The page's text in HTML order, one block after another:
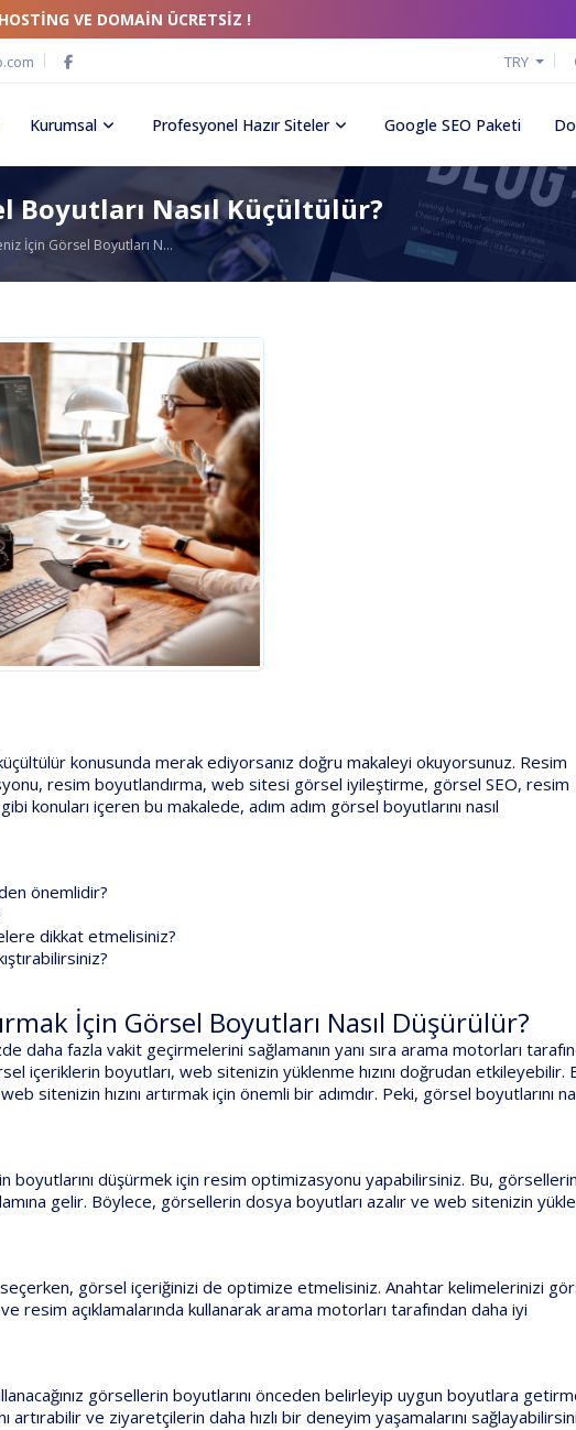
VE DOMAİN ÜCRETSİZ !
TRY
Kurumsal Profesyonel Hazır Siteler Google SEO Paketi
Boyutları Nasıl Küçültülür?
İçin Görsel Boyutları N...
konusunda merak ediyorsanız doğru makaleyi okuyorsunuz. Resim
resim boyutlandırma, web sitesi görsel iyileştirme, görsel SEO, resim
konuları içeren bu makalede, adım adım görsel boyutlarını nasıl
önemlidir?
dikkat etmelisiniz?
İçin Görsel Boyutları Nasıl Düşürülür?
daha fazla vakit geçirmelerini sağlamanın yanı sıra arama motorları
içeriklerin boyutları, web sitenizin yüklenme hızını doğrudan etkileyebilir.
sitenizin hızını artırmak için önemli bir adımdır. Peki, görsel boyutlarını
boyutlarını düşürmek için resim optimizasyonu yapabilirsiniz. Bu, görsellerin
gelir. Böylece, görsellerin dosya boyutları azalır ve web sitenizin
görsel içeriğinizi de optimize etmelisiniz. Anahtar kelimelerinizi
resim açıklamalarında kullanarak arama motorları tarafından daha iyi
görsellerin boyutlarını önceden belirleyip uygun boyutlara
artırabilir ve ziyaretçilerin daha hızlı bir deneyim yaşamalarını